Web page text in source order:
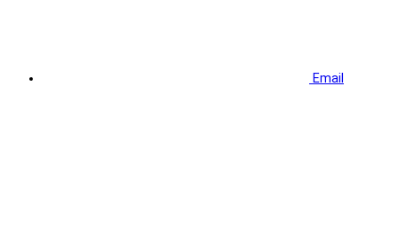
Email